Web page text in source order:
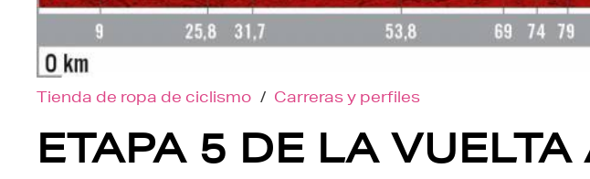
Tienda de ropa de ciclismo / Carreras y perfiles
ETAPA 5 DE LA